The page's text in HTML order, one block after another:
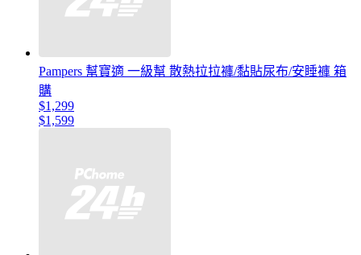
Pampers 幫寶適 一級幫 散熱拉拉褲/黏貼尿布/安睡褲 箱
購
$1,299
$1,599